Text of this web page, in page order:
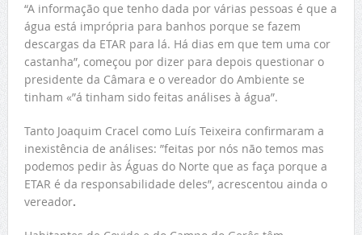
“A informação que tenho dada por várias pessoas é que a
água está imprópria para banhos porque se fazem
descargas da ETAR para lá. Há dias em que tem uma cor
castanha”, começou por dizer para depois questionar o
presidente da Câmara e o vereador do Ambiente se
tinham «”á tinham sido feitas análises à água”.
Tanto Joaquim Cracel como Luís Teixeira confirmaram a
inexistência de análises: ”feitas por nós não temos mas
podemos pedir às Águas do Norte que as faça porque a
ETAR é da responsabilidade deles”, acrescentou ainda o
vereador.